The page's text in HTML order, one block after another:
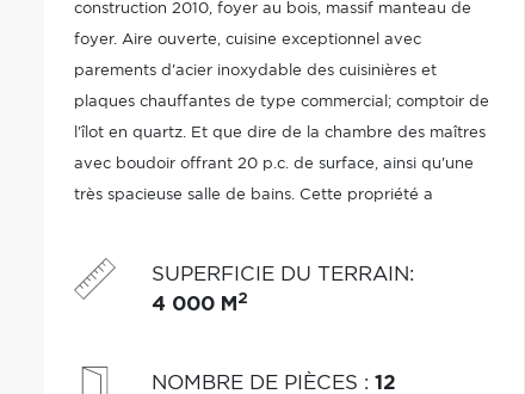
construction 2010, foyer au bois, massif manteau de
foyer. Aire ouverte, cuisine exceptionnel avec
parements d'acier inoxydable des cuisinières et
plaques chauffantes de type commercial; comptoir de
l'îlot en quartz. Et que dire de la chambre des maîtres
avec boudoir offrant 20 p.c. de surface, ainsi qu'une
très spacieuse salle de bains. Cette propriété a
que vous. Faites vite!
SUPERFICIE DU TERRAIN:
4 000 M 2
NOMBRE DE PIÈCES : 12